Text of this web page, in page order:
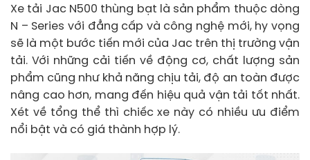
Xe tải Jac N500 thùng bạt là sản phẩm thuộc dòng
N – Series với đẳng cấp và công nghệ mới, hy vọng
sẽ là một bước tiến mới của Jac trên thị trường vận
tải. Với những cải tiến về động cơ, chất lượng sản
phẩm cũng như khả năng chịu tải, độ an toàn được
nâng cao hơn, mang đến hiệu quả vận tải tốt nhất.
Xét về tổng thể thì chiếc xe này có nhiều ưu điểm
nổi bật và có giá thành hợp lý.